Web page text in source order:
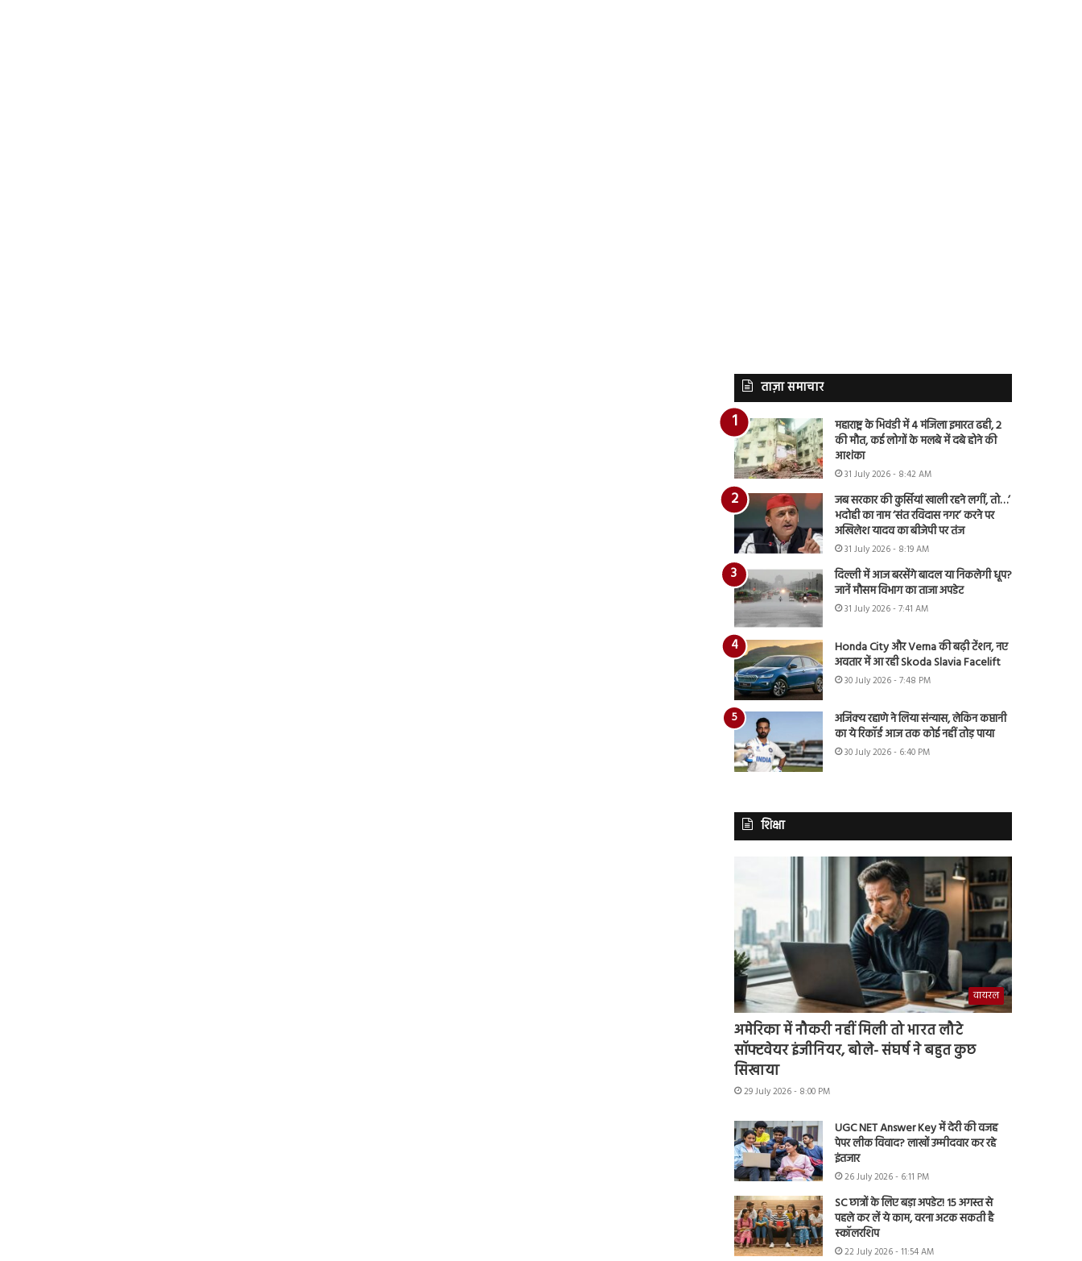
ताज़ा समाचार
महाराष्ट्र के भिवंडी में 4 मंजिला इमारत ढही, 2
की मौत, कई लोगों के मलबे में दबे होने की
आशंका
31 July 2026 - 8:42 AM
जब सरकार की कुर्सियां खाली रहने लगीं, तो…’
भदोही का नाम ‘संत रविदास नगर’ करने पर
अखिलेश यादव का बीजेपी पर तंज
31 July 2026 - 8:19 AM
दिल्ली में आज बरसेंगे बादल या निकलेगी धूप?
जानें मौसम विभाग का ताजा अपडेट
31 July 2026 - 7:41 AM
Honda City और Verna की बढ़ी टेंशन, नए
अवतार में आ रही Skoda Slavia Facelift
30 July 2026 - 7:48 PM
अजिंक्य रहाणे ने लिया संन्यास, लेकिन कप्तानी
का ये रिकॉर्ड आज तक कोई नहीं तोड़ पाया
30 July 2026 - 6:40 PM
शिक्षा
वायरल
अमेरिका में नौकरी नहीं मिली तो भारत लौटे
सॉफ्टवेयर इंजीनियर, बोले- संघर्ष ने बहुत कुछ
सिखाया
29 July 2026 - 8:00 PM
UGC NET Answer Key में देरी की वजह
पेपर लीक विवाद? लाखों उम्मीदवार कर रहे
इंतजार
26 July 2026 - 6:11 PM
SC छात्रों के लिए बड़ा अपडेट! 15 अगस्त से
पहले कर लें ये काम, वरना अटक सकती है
स्कॉलरशिप
22 July 2026 - 11:54 AM